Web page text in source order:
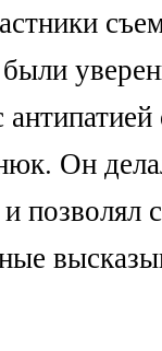
Он
позволял